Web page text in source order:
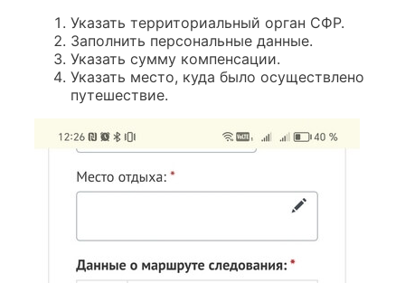
Указать территориальный орган СФР.
Заполнить персональные данные.
Указать сумму компенсации.
Указать место, куда было осуществлено
путешествие.